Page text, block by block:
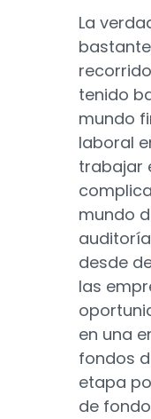
La
tenido
mundo
laboral
trabajar
mundo
desde
las
en una
fondos
etapa
de